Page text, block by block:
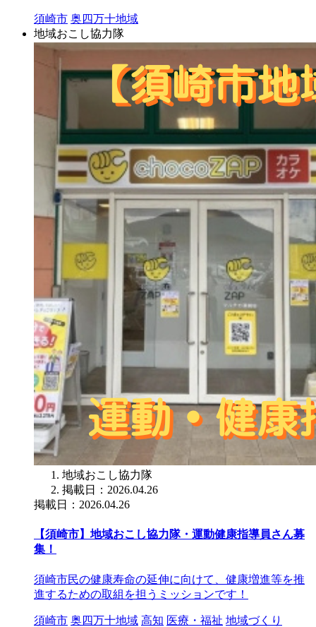
須崎市 奥四万十地域
地域おこし協力隊
地域おこし協力隊
掲載日：2026.04.26
掲載日：2026.04.26
【須崎市】地域おこし協力隊・運動健康指導員さん募
集！
須崎市民の健康寿命の延伸に向けて、健康増進等を推
進するための取組を担うミッションです！
須崎市 奥四万十地域 高知 医療・福祉 地域づくり